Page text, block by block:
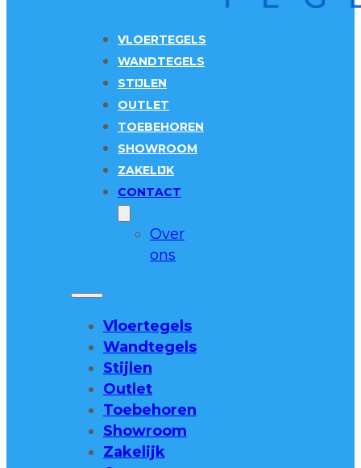
VLOERTEGELS
WANDTEGELS
STIJLEN
OUTLET
TOEBEHOREN
SHOWROOM
ZAKELIJK
CONTACT
Over
ons
Vloertegels
Wandtegels
Stijlen
Outlet
Toebehoren
Showroom
Zakelijk